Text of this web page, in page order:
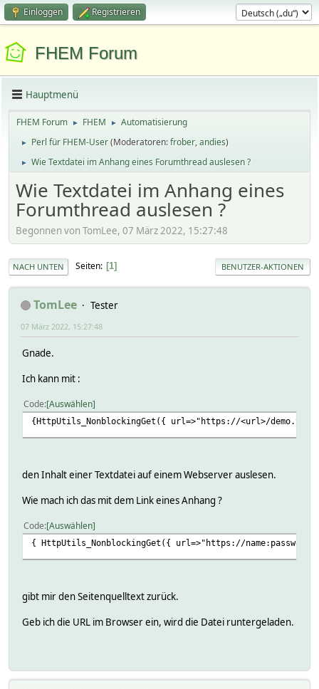
Einloggen Registrieren
FHEM Forum
Hauptmenü
FHEM Forum ► FHEM ► Automatisierung
► Perl für FHEM-User(Moderatoren:frober,andies)
► Wie Textdatei im Anhang eines Forumthread auslesen ?
Wie Textdatei im Anhang eines
Forumthread auslesen ?
Begonnen von TomLee, 07 März 2022, 15:27:48
NACH UNTEN Seiten 1 BENUTZER-AKTIONEN
TomLee Tester
07 März 2022, 15:27:48
Gnade.
Ich kann mit :
Code Auswählen
{HttpUtils_NonblockingGet({ url=>"https://<url>/
den Inhalt einer Textdatei auf einem Webserver auslesen.
Wie mach ich das mit dem Link eines Anhang ?
Code Auswählen
{ HttpUtils_NonblockingGet({ url=>"https://
gibt mir den Seitenquelltext zurück.
Geb ich die URL im Browser ein, wird die Datei runtergeladen.